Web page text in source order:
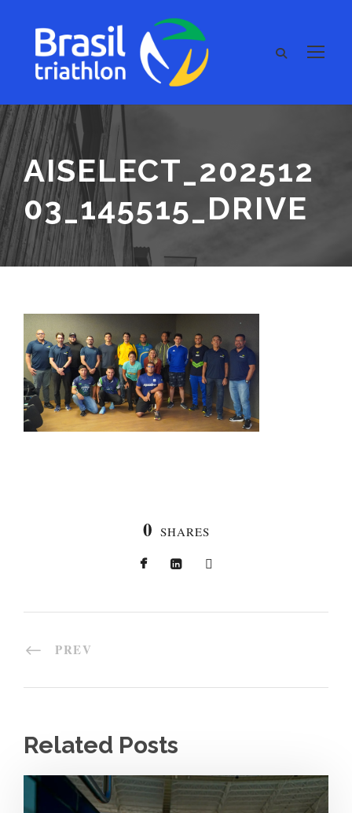
AISELECT_202512
03_145515_DRIVE
0 SHARES
PREV
Related Posts